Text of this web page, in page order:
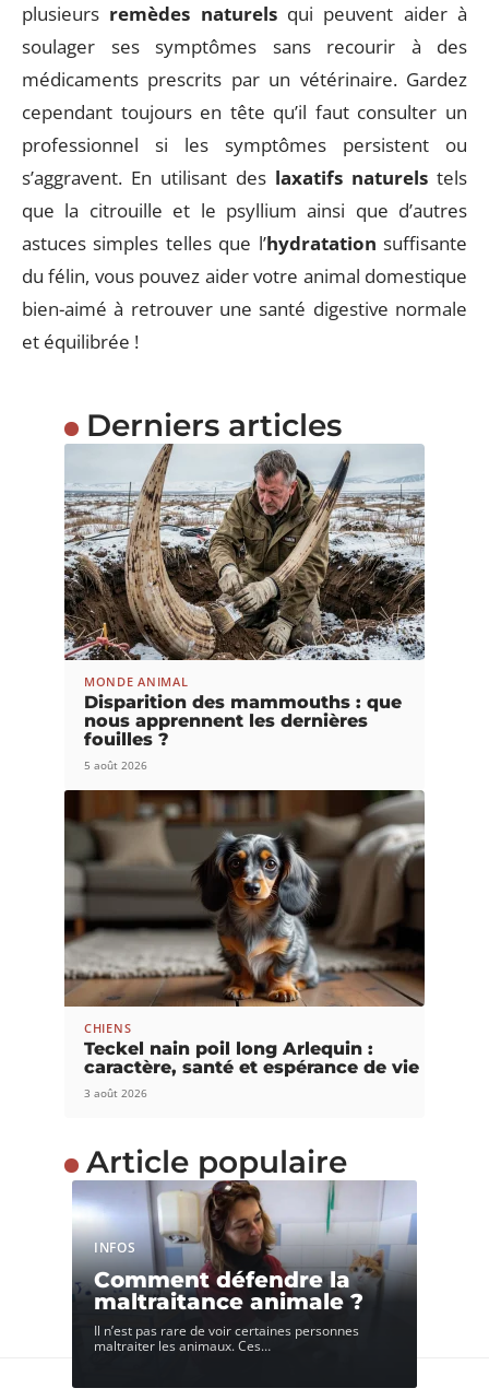
plusieurs remèdes naturelsqui peuvent aider à
soulager ses symptômes sans recourir à des
médicaments prescrits par un vétérinaire. Gardez
cependant toujours en tête qu’il faut consulter un
professionnel si les symptômes persistent ou
s’aggravent. En utilisant des laxatifs naturels tels
que la citrouille et le psyllium ainsi que d’autres
astuces simples telles que l’hydratation suffisante
du félin, vous pouvez aider votre animal domestique
bien-aimé à retrouver une santé digestive normale
et équilibrée !
Derniers articles
MONDE ANIMAL
Disparition des mammouths : que
nous apprennent les dernières
fouilles ?
5 août 2026
CHIENS
Teckel nain poil long Arlequin :
caractère, santé et espérance de vie
3 août 2026
Article populaire
INFOS
Comment défendre la
maltraitance animale ?
Il n’est pas rare de voir certaines personnes
maltraiter les animaux. Ces…